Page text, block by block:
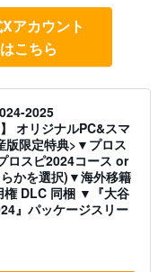
アカウント
こちら
2025
オリジナルPC&スマ
版限定特典>▼プロス
ロスピ2024コース or
かを選択)▼海外移籍
権 DLC 同梱 ▼『大谷
』パッケージスリー